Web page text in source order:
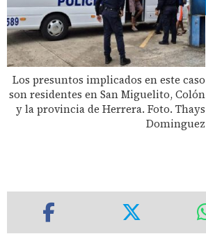
Los presuntos implicados en este caso
son residentes en San Miguelito, Colón
y la provincia de Herrera. Foto. Thays
Dominguez